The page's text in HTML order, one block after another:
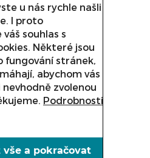
produkty
u nás rychle našli
I proto
souhlas s
Některé jsou
fungování stránek,
abychom vás
zvolenou
Podrobnosti
a pokračovat